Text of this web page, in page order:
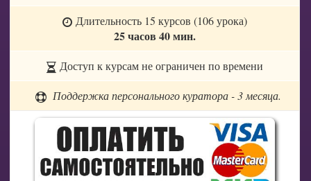
Длительность 15 курсов (106 урока)
25 часов 40 мин.
Доступ к курсам не ограничен по времени
Поддержка персонального куратора - 3 месяца.